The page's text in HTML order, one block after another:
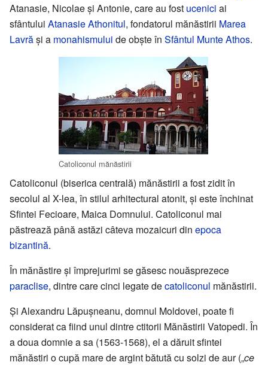
Atanasie, Nicolae și Antonie, care au fost ucenici ai
sfântului Atanasie Athonitul, fondatorul mănăstirii Marea
Lavrăși a monahismului de obște în Sfântul Munte Athos.
Catoliconul mănăstirii
Catoliconul (biserica centrală) mănăstirii a fost zidit în
secolul al X-lea, în stilul arhitectural atonit, și este închinat
Sfintei Fecioare, Maica Domnului. Catoliconul mai
păstrează până astăzi câteva mozaicuri din epoca
bizantină.
În mănăstire și împrejurimi se găsesc nouăsprezece
paraclise, dintre care cinci legate decatoliconul mănăstirii.
Și Alexandru Lăpușneanu, domnul Moldovei, poate fi
considerat ca fiind unul dintre ctitorii Mănăstirii Vatopedi. În
a doua domnie a sa (1563-1568), el a dăruit sfintei
mănăstiri o cupă mare de argint bătută cu solzi de aur („ce